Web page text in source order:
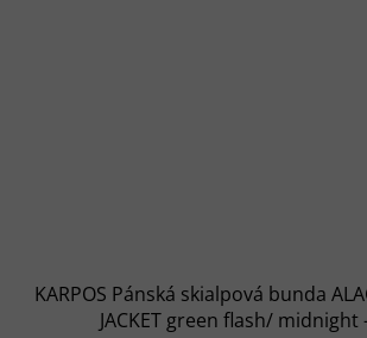
KARPOS Pánská skialpová bunda
JACKET green flash/ midnight